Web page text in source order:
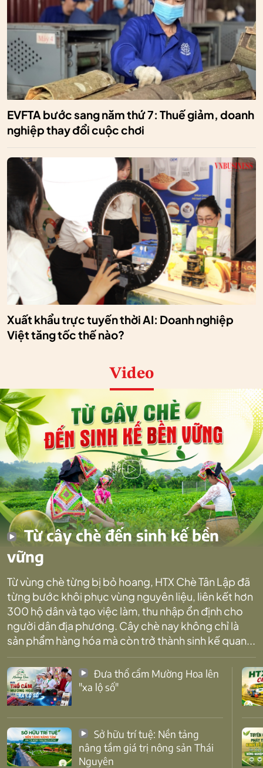
EVFTA bước sang năm thứ 7: Thuế giảm, doanh
nghiệp thay đổi cuộc chơi
Xuất khẩu trực tuyến thời AI: Doanh nghiệp
Việt tăng tốc thế nào?
Video
Từ cây chè đến sinh kế bền
vững
Từ vùng chè từng bị bỏ hoang, HTX Chè Tân Lập đã
từng bước khôi phục vùng nguyên liệu, liên kết hơn
300 hộ dân và tạo việc làm, thu nhập ổn định cho
người dân địa phương. Cây chè nay không chỉ là
sản phẩm hàng hóa mà còn trở thành sinh kế quan...
"xa lộ số"
nâng tầm giá trị nông sản Thái
Nguyên